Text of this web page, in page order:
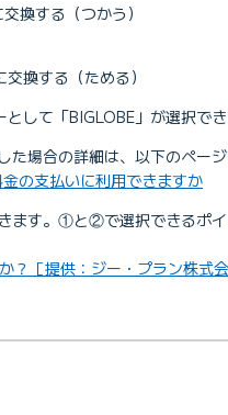
換する（つかう）
換する（ためる）
して「BIGLOBE」が選択でき
場合の詳細は、以下のページ
の支払いに利用できますか
ます。①と②で選択できるポイ
？［提供：ジー・プラン株式会